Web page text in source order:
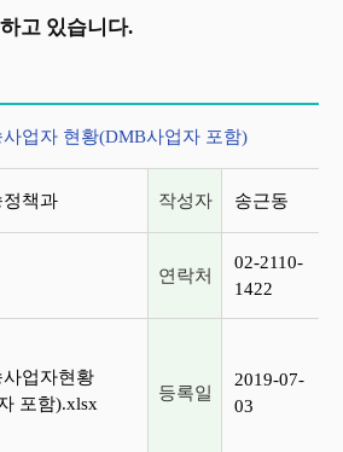
고 있습니다.
업자 현황(DMB사업자 포함)
정책과 작성자 송근동
연락처
02-2110-
1422
업자현황
포함).xlsx
등록일
2019-07-
03